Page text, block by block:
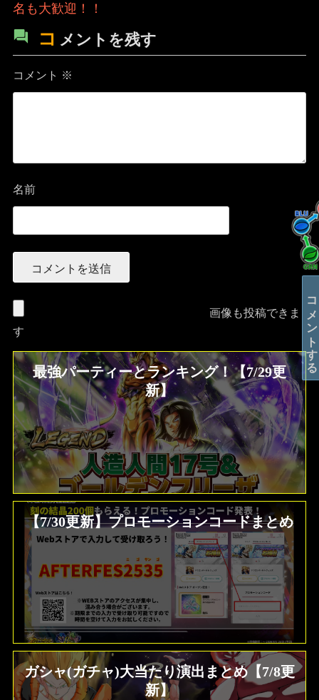
名も大歓迎！！
コ メントを残す
コメント ※
名前
画像も投稿できま
す
最強パーティーとランキング！【7/29更
新】
【7/30更新】プロモーションコードまとめ
ガシャ(ガチャ)大当たり演出まとめ【7/8更
新】
コメントする